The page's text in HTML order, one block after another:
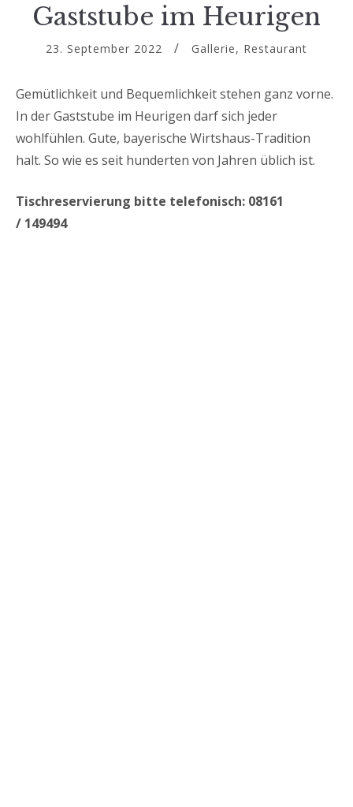
Gaststube im Heurigen
23. September 2022 Gallerie, Restaurant
Gemütlichkeit und Bequemlichkeit stehen ganz vorne.
In der Gaststube im Heurigen darf sich jeder
wohlfühlen. Gute, bayerische Wirtshaus-Tradition
halt. So wie es seit hunderten von Jahren üblich ist.
Tischreservierung bitte telefonisch: 08161
/ 149494